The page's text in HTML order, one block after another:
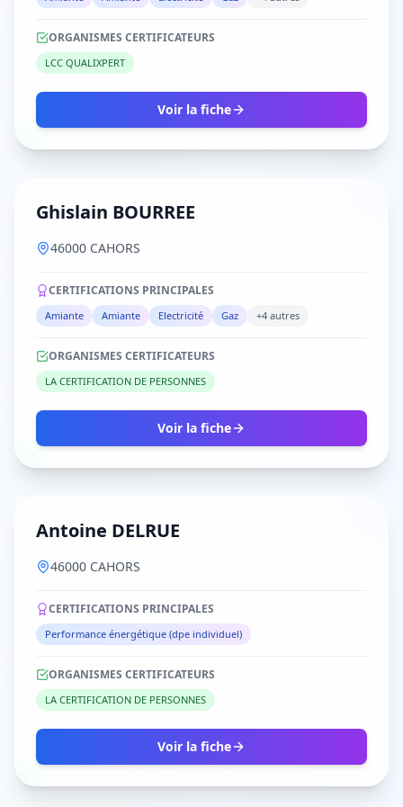
ORGANISMES CERTIFICATEURS
LCC QUALIXPERT
Voir la fiche
Ghislain BOURREE
46000 CAHORS
CERTIFICATIONS PRINCIPALES
Amiante Amiante Electricité Gaz +4 autres
ORGANISMES CERTIFICATEURS
LA CERTIFICATION DE PERSONNES
Voir la fiche
Antoine DELRUE
46000 CAHORS
CERTIFICATIONS PRINCIPALES
Performance énergétique (dpe individuel)
ORGANISMES CERTIFICATEURS
LA CERTIFICATION DE PERSONNES
Voir la fiche